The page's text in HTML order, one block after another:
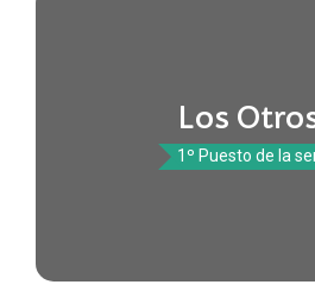
Los
1º Puesto de la